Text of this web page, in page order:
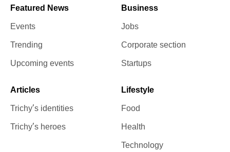
Featured News
Events
Trending
Upcoming events
Business
Jobs
Corporate section
Startups
Articles
Trichy’s identities
Trichy’s heroes
Lifestyle
Food
Health
Technology